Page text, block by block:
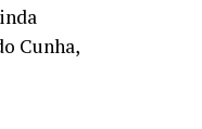
Cunha,